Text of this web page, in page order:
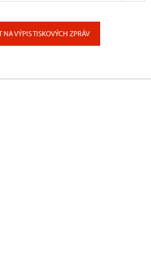
NA VÝPIS TISKOVÝCH ZPRÁV